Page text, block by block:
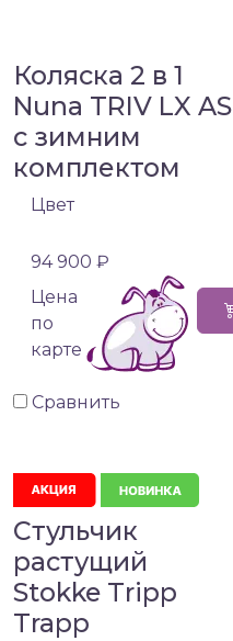
Коляска 2 в 1
Nuna TRIV LX AS
с зимним
комплектом
Цвет
94 900 ₽
Цена
по
карте
Сравнить
Стульчик
растущий
Stokke Tripp
Trapp